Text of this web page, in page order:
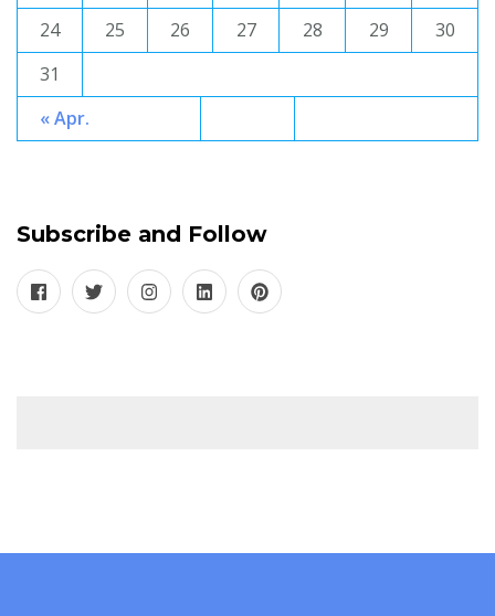
24
25 26 27 28 29
30
31
« Apr.
Subscribe and Follow